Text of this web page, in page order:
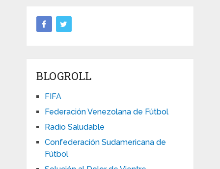
BLOGROLL
FIFA
Federación Venezolana de Fútbol
Radio Saludable
Confederación Sudamericana de
Fútbol